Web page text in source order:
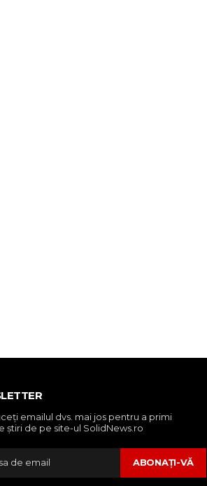
emailul dvs. mai jos pentru a primi
ştiri de pe site-ul SolidNews.ro
ABONAŢI-VĂ